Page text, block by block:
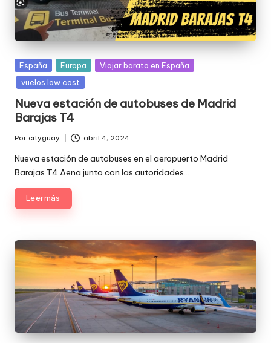
Publicada
en
España Europa
Viajar barato en España
vuelos low cost
Nueva estación de autobuses de Madrid
Barajas T4
Publicado
por
Por cityguay abril 4, 2024
Nueva estación de autobuses en el aeropuerto Madrid
Barajas T4 Aena junto con las autoridades…
Leer más